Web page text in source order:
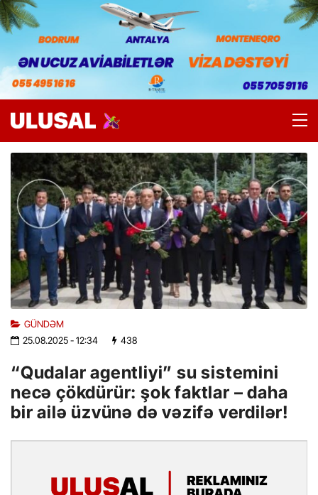
GÜNDƏM
25.08.2025- 12:34 438
“Qudalar agentliyi” su sistemini
necə çökdürür: şok faktlar – daha
bir ailə üzvünə də vəzifə verdilər!